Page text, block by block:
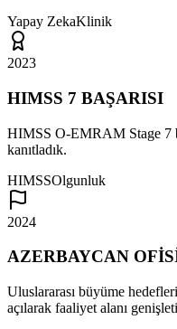
Yapay ZekaKlinik
2023
HIMSS 7 BAŞARISI
HIMSS O-EMRAM Stage 7
kanıtladık.
HIMSSOlgunluk
2024
AZERBAYCAN
Uluslararası büyüme
açılarak faaliyet alanı